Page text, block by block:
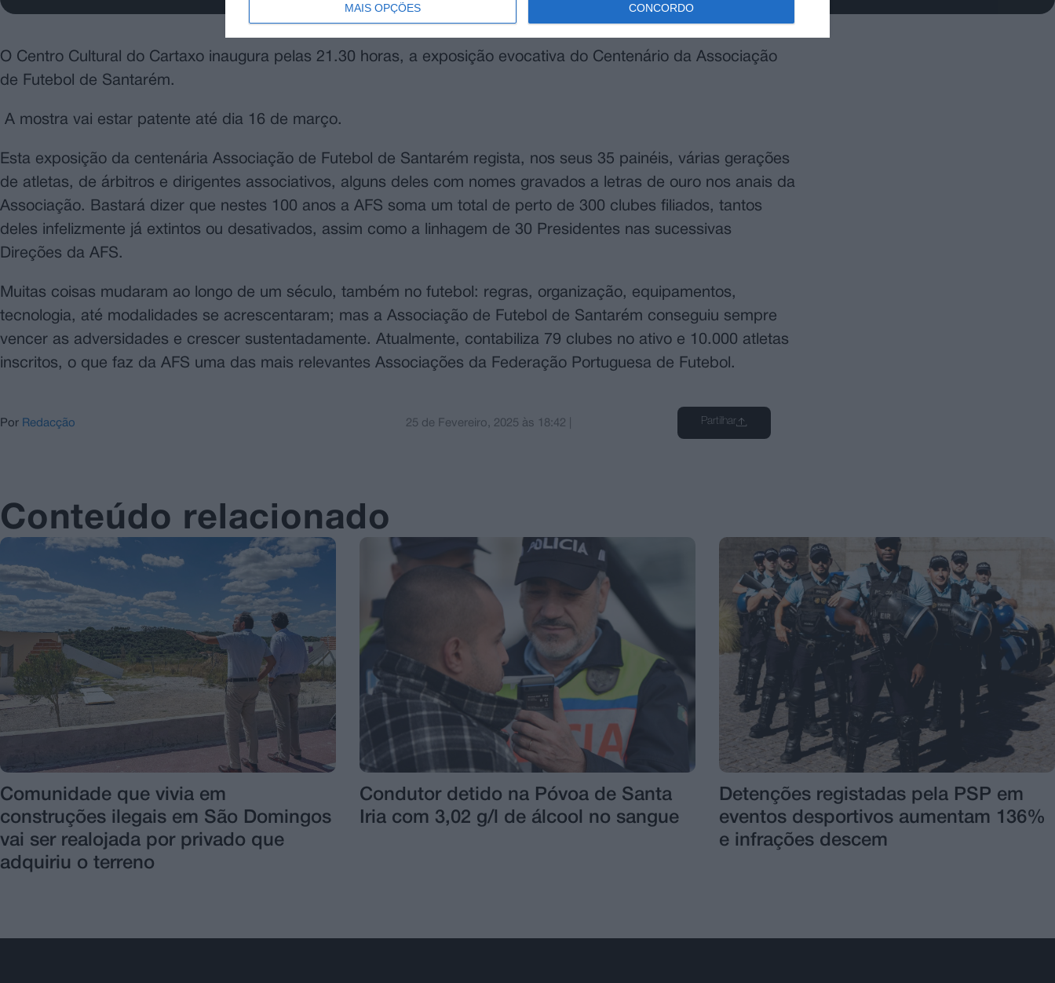
MAIS OPÇÕES CONCORDO
O Centro Cultural do Cartaxo inaugura pelas 21.30 horas, a exposição evocativa do Centenário da Associação
de Futebol de Santarém.
A mostra vai estar patente até dia 16 de março.
Esta exposição da centenária Associação de Futebol de Santarém regista, nos seus 35 painéis, várias gerações
de atletas, de árbitros e dirigentes associativos, alguns deles com nomes gravados a letras de ouro nos anais da
Associação. Bastará dizer que nestes 100 anos a AFS soma um total de perto de 300 clubes filiados, tantos
deles infelizmente já extintos ou desativados, assim como a linhagem de 30 Presidentes nas sucessivas
Direções da AFS.
Muitas coisas mudaram ao longo de um século, também no futebol: regras, organização, equipamentos,
tecnologia, até modalidades se acrescentaram; mas a Associação de Futebol de Santarém conseguiu sempre
vencer as adversidades e crescer sustentadamente. Atualmente, contabiliza 79 clubes no ativo e 10.000 atletas
inscritos, o que faz da AFS uma das mais relevantes Associações da Federação Portuguesa de Futebol.
Por Redacção 25 de Fevereiro, 2025 às 18:42 Partilhar
Conteúdo relacionado
Comunidade que vivia em
construções ilegais em São Domingos
vai ser realojada por privado que
adquiriu o terreno
Condutor detido na Póvoa de Santa
Iria com 3,02 g/l de álcool no sangue
Detenções registadas pela PSP em
eventos desportivos aumentam 136%
e infrações descem